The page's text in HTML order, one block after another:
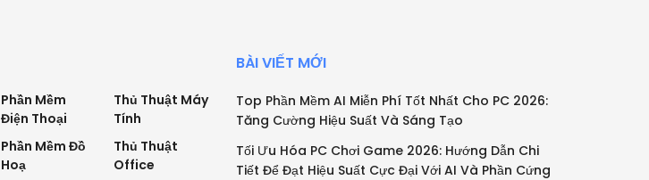
Phần Mềm
Điện Thoại
Phần Mềm Đồ
Hoạ
Thủ Thuật Máy
Tính
Thủ Thuật
Office
BÀI VIẾT MỚI
Top Phần Mềm AI Miễn Phí Tốt Nhất Cho PC 2026:
Tăng Cường Hiệu Suất Và Sáng Tạo
Tối Ưu Hóa PC Chơi Game 2026: Hướng Dẫn Chi
Tiết Để Đạt Hiệu Suất Cực Đại Với AI Và Phần Cứng